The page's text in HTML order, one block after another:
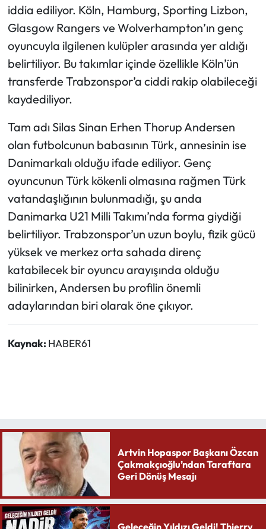
iddia ediliyor. Köln, Hamburg, Sporting Lizbon,
Glasgow Rangers ve Wolverhampton’ın genç
oyuncuyla ilgilenen kulüpler arasında yer aldığı
belirtiliyor. Bu takımlar içinde özellikle Köln’ün
transferde Trabzonspor’a ciddi rakip olabileceği
kaydediliyor.
Tam adı Silas Sinan Erhen Thorup Andersen
olan futbolcunun babasının Türk, annesinin ise
Danimarkalı olduğu ifade ediliyor. Genç
oyuncunun Türk kökenli olmasına rağmen Türk
vatandaşlığının bulunmadığı, şu anda
Danimarka U21 Milli Takımı’nda forma giydiği
belirtiliyor. Trabzonspor’un uzun boylu, fizik gücü
yüksek ve merkez orta sahada direnç
katabilecek bir oyuncu arayışında olduğu
bilinirken, Andersen bu profilin önemli
adaylarından biri olarak öne çıkıyor.
Kaynak: HABER61
Artvin Hopaspor Başkanı Özcan
Çakmakçıoğlu’ndan Taraftara
Geri Dönüş Mesajı